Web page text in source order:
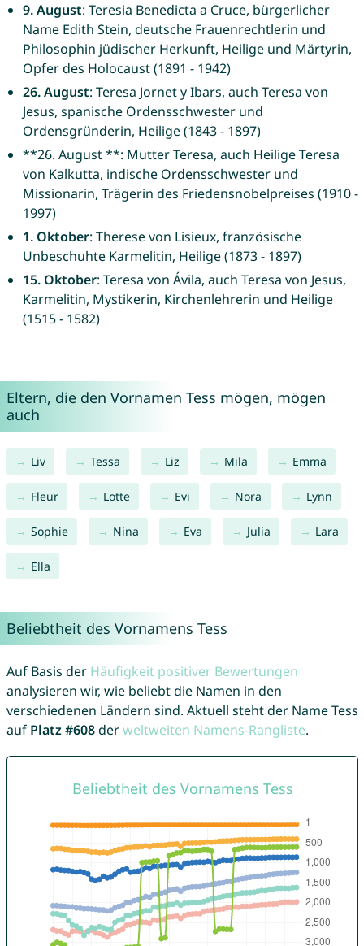
9. August: Teresia Benedicta a Cruce, bürgerlicher
Name Edith Stein, deutsche Frauenrechtlerin und
Philosophin jüdischer Herkunft, Heilige und Märtyrin,
Opfer des Holocaust (1891 - 1942)
26. August: Teresa Jornet y Ibars, auch Teresa von
Jesus, spanische Ordensschwester und
Ordensgründerin, Heilige (1843 - 1897)
**26. August **: Mutter Teresa, auch Heilige Teresa
von Kalkutta, indische Ordensschwester und
Missionarin, Trägerin des Friedensnobelpreises (1910 -
1997)
1. Oktober: Therese von Lisieux, französische
Unbeschuhte Karmelitin, Heilige (1873 - 1897)
15. Oktober: Teresa von Ávila, auch Teresa von Jesus,
Karmelitin, Mystikerin, Kirchenlehrerin und Heilige
(1515 - 1582)
Eltern, die den Vornamen Tess mögen, mögen
auch
Liv Tessa Liz Mila Emma
Fleur Lotte Evi Nora Lynn
Sophie Nina Eva Julia Lara
Ella
Beliebtheit des Vornamens Tess
Auf Basis der Häufigkeit positiver Bewertungen
analysieren wir, wie beliebt die Namen in den
verschiedenen Ländern sind. Aktuell steht der Name Tess
auf Platz #608derweltweiten Namens-Rangliste.